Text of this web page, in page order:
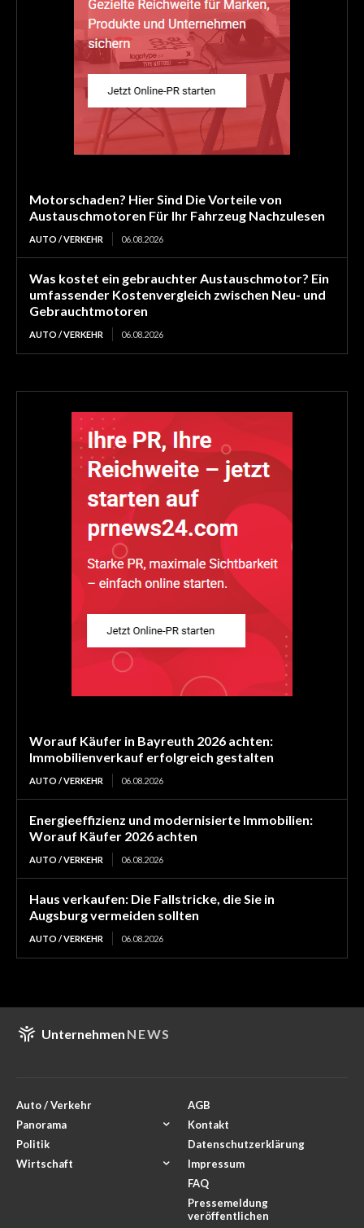
Motorschaden? Hier Sind Die Vorteile von
Austauschmotoren Für Ihr Fahrzeug Nachzulesen
AUTO / VERKEHR 06.08.2026
Was kostet ein gebrauchter Austauschmotor? Ein
umfassender Kostenvergleich zwischen Neu- und
Gebrauchtmotoren
AUTO / VERKEHR 06.08.2026
Worauf Käufer in Bayreuth 2026 achten:
Immobilienverkauf erfolgreich gestalten
AUTO / VERKEHR 06.08.2026
Energieeffizienz und modernisierte Immobilien:
Worauf Käufer 2026 achten
AUTO / VERKEHR 06.08.2026
Haus verkaufen: Die Fallstricke, die Sie in
Augsburg vermeiden sollten
AUTO / VERKEHR 06.08.2026
Unternehmen NEWS
Auto / Verkehr
Panorama
Politik
Wirtschaft
AGB
Kontakt
Datenschutzerklärung
Impressum
FAQ
Pressemeldung
veröffentlichen